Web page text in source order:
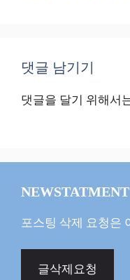
댓글 남기기
댓글을 달기 위해서
NEWSTATMENT
포스팅 삭제 요청은
글삭제요청